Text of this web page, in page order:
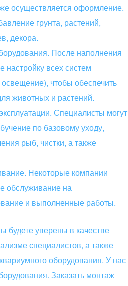
осуществляется оформление.
грунта, растений,
декора.
После наполнения
настройку всех систем
чтобы обеспечить
животных и растений.
Специалисты могут
по базовому уходу,
рыб, чистки, а также
Некоторые компании
обслуживание на
и выполненные работы.
уверены в качестве
специалистов, а также
оборудования. У нас
Заказать монтаж